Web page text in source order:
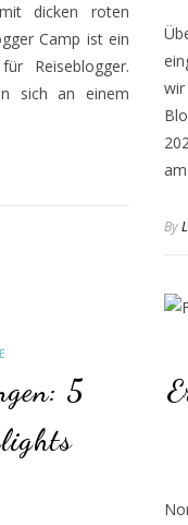
dicken roten
Camp ist ein
Reiseblogger.
sich an einem
By
5